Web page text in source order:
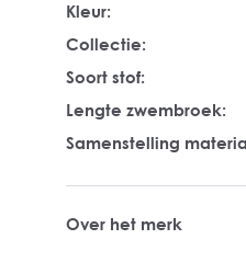
Kleur:
Collectie:
Soort stof:
Lengte zwembroek:
Samenstelling
Over het merk